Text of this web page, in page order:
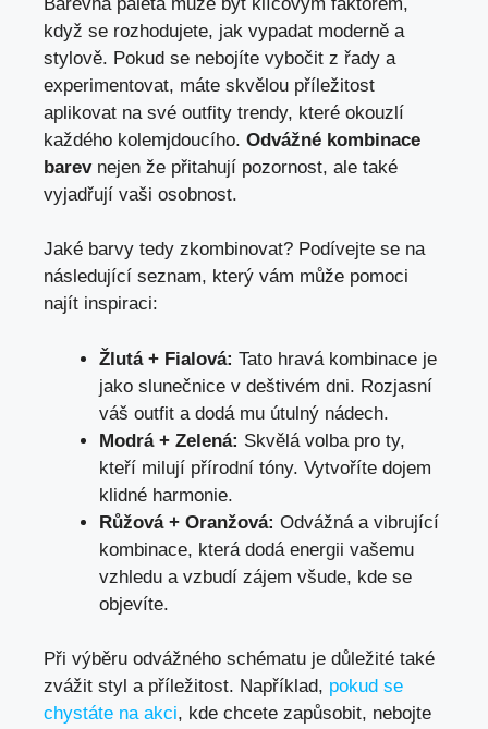
když se rozhodujete, jak vypadat moderně a
stylově. Pokud se nebojíte vybočit z řady a
experimentovat, máte skvělou příležitost
aplikovat na své outfity trendy, které okouzlí
každého kolemjdoucího. Odvážné kombinace
barevnejen že přitahují pozornost, ale také
vyjadřují vaši osobnost.
Jaké barvy tedy zkombinovat? Podívejte se na
následující seznam, který vám může pomoci
najít inspiraci:
Žlutá + Fialová: Tato hravá kombinace je
jako slunečnice v deštivém dni. Rozjasní
váš outfit a dodá mu útulný nádech.
Modrá + Zelená: Skvělá volba pro ty,
kteří milují přírodní tóny. Vytvoříte dojem
klidné harmonie.
Růžová + Oranžová: Odvážná a vibrující
kombinace, která dodá energii vašemu
vzhledu a vzbudí zájem všude, kde se
objevíte.
Při výběru odvážného schématu je důležité také
zvážit styl a příležitost. Například, pokud se
chystáte na akci, kde chcete zapůsobit, nebojte